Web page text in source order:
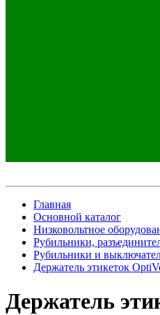
Главная
Основной каталог
Низковольтное
Рубильники,
Рубильники и
Держатель этикеток
Держатель